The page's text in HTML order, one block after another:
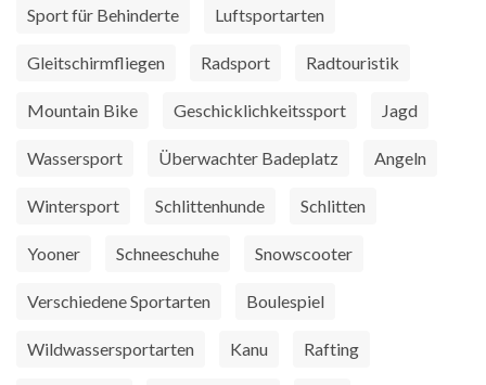
Sport für Behinderte Luftsportarten
Gleitschirmfliegen Radsport Radtouristik
Mountain Bike Geschicklichkeitssport Jagd
Wassersport Überwachter Badeplatz Angeln
Wintersport Schlittenhunde Schlitten
Yooner Schneeschuhe Snowscooter
Verschiedene Sportarten Boulespiel
Wildwassersportarten Kanu Rafting